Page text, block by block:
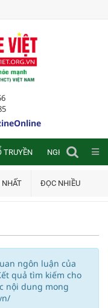
TRUYỀN NGHIÊN CỨU
NHẤT ĐỌC NHIỀU
ngôn luận của
quả tìm kiếm cho
nội dung mong